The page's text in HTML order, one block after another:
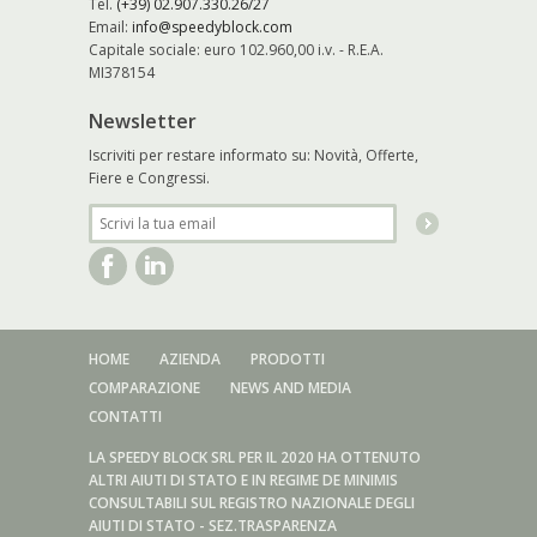
Email: info@speedyblock.com
Capitale sociale: euro 102.960,00 i.v. - R.E.A.
MI378154
Newsletter
Iscriviti per restare informato su: Novità, Offerte,
Fiere e Congressi.
HOME AZIENDA
PRODOTTI
COMPARAZIONE
NEWS AND MEDIA
CONTATTI
LA SPEEDY BLOCK SRL PER IL 2020 HA OTTENUTO
ALTRI AIUTI DI STATO E IN REGIME DE MINIMIS
CONSULTABILI SUL REGISTRO NAZIONALE DEGLI
AIUTI DI STATO - SEZ.TRASPARENZA